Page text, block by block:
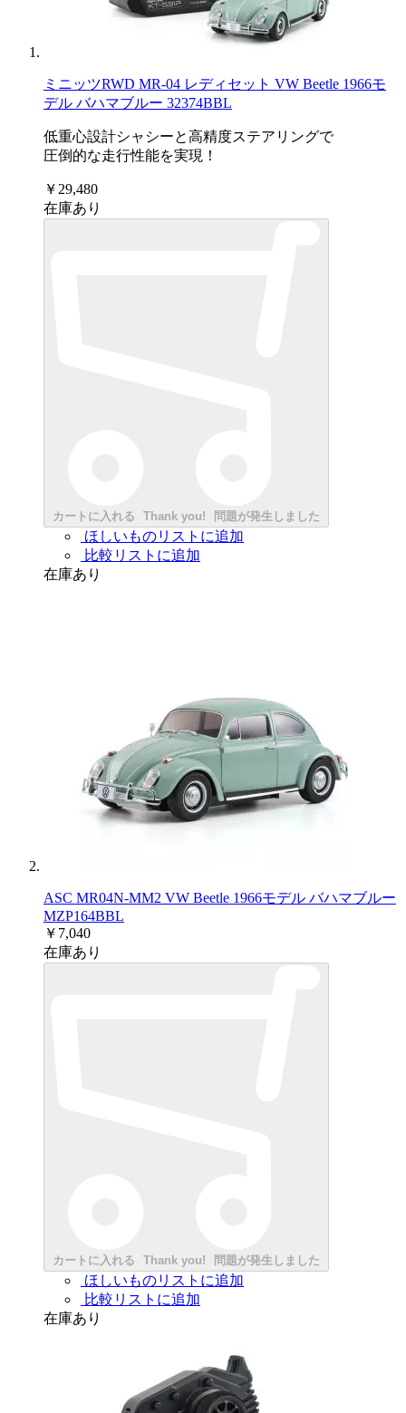
ミニッツRWD MR-04 レディセット VW Beetle 1966モ
デル バハマブルー 32374BBL
低重心設計シャシーと高精度ステアリングで
圧倒的な走行性能を実現！
￥29,480
在庫あり
カートに入れる Thank you! 問題が発生しました
ほしいものリストに追加
比較リストに追加
在庫あり
ASC MR04N-MM2 VW Beetle 1966モデル バハマブルー
MZP164BBL
￥7,040
在庫あり
カートに入れる Thank you! 問題が発生しました
ほしいものリストに追加
比較リストに追加
在庫あり